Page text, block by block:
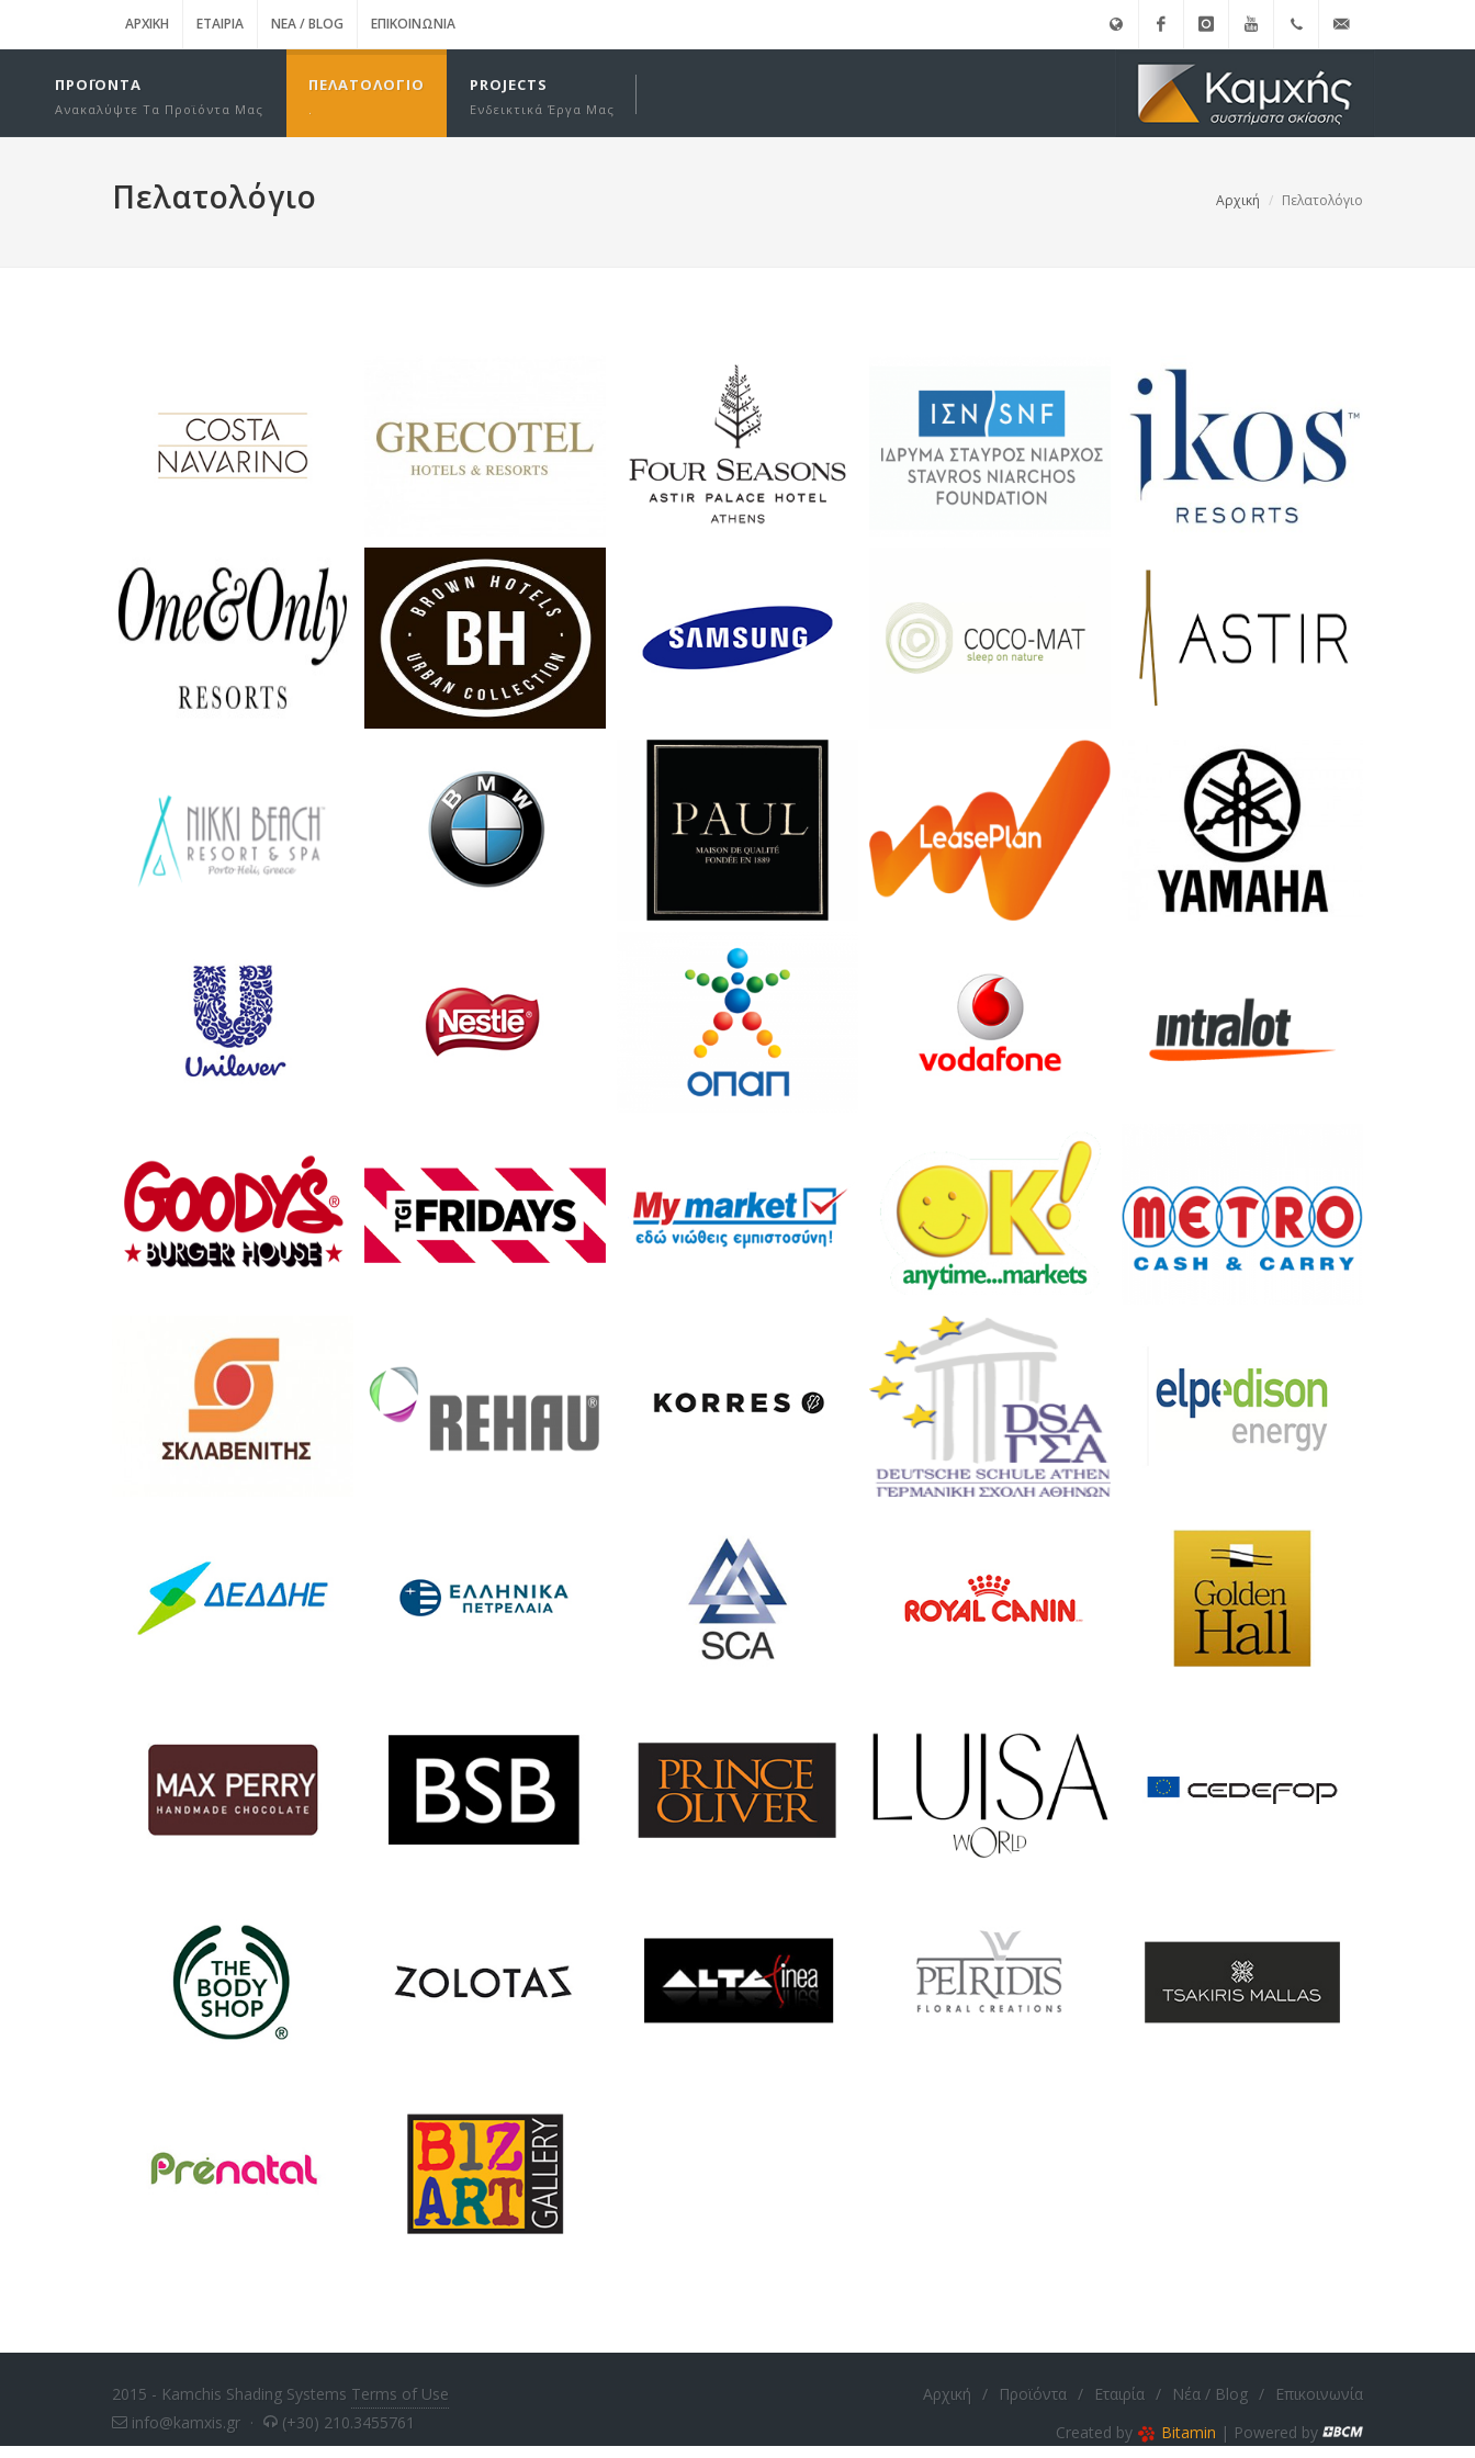
ΑΡΧΙΚΉ ΕΤΑΙΡΊΑ ΝΈΑ / BLOG ΕΠΙΚΟΙΝΩΝΊΑ
FacebookinstagramYoutube (+30)
210.3455761
info@kamxis.gr
ΠΡΟΪΌΝΤΑ
Ανακαλύψτε Τα Προϊόντα Μας
ΠΕΛΑΤΟΛΌΓΙΟ
.
PROJECTS
Ενδεικτικά Έργα Μας
Πελατολόγιο Αρχική Πελατολόγιο
2015 - Kamchis Shading Systems Terms of Use
info@kamxis.gr · (+30) 210.3455761
Αρχική / Προϊόντα / Εταιρία / Νέα / Blog /
Επικοινωνία
Created by
Bitamin | Powered by